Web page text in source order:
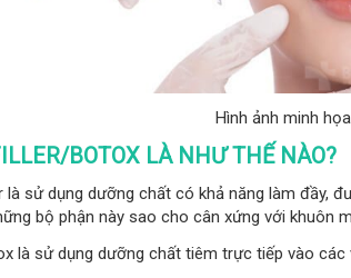
Hình ảnh minh
BOTOX LÀ NHƯ THẾ NÀO?
là sử dụng dưỡng chất có khả năng làm đầy,
bộ phận này sao cho cân xứng với khuôn
là sử dụng dưỡng chất tiêm trực tiếp vào